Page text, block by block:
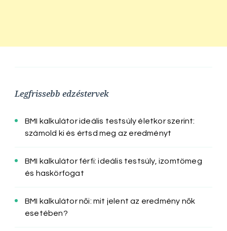
Legfrissebb edzéstervek
BMI kalkulátor ideális testsúly életkor szerint:
számold ki és értsd meg az eredményt
BMI kalkulátor férfi: ideális testsúly, izomtömeg
és haskörfogat
BMI kalkulátor női: mit jelent az eredmény nők
esetében?